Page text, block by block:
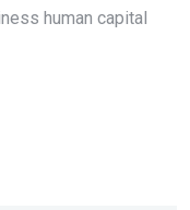
human capital